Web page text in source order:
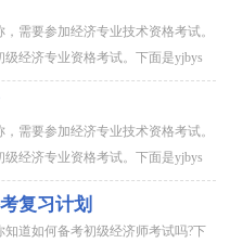
需要参加经济专业技术资格考试。
经济专业资格考试。下面是yjbys
欢迎阅读。 考试介绍 ...
需要参加经济专业技术资格考试。
经济专业资格考试。下面是yjbys
欢迎阅读。 考试介绍 ...
复习计划
道如何备考初级经济师考试吗?下